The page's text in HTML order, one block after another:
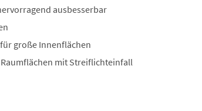
ausbesserbar
große Innenflächen
mit Streiflichteinfall